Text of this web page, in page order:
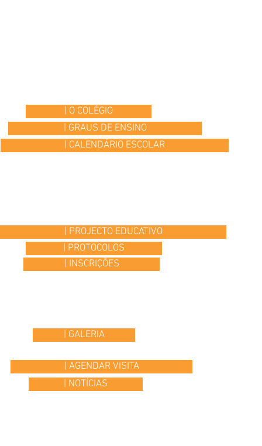
| O COLÉGIO
| GRAUS DE ENSINO
| CALENDÁRIO ESCOLAR
| PROJECTO EDUCATIVO
| PROTOCOLOS
| INSCRIÇÕES
| GALERIA
| AGENDAR VISITA
| NOTÍCIAS